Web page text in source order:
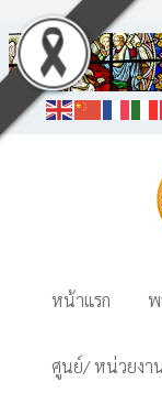
หน้าแรก
ศูนย์/ หน่วยงา